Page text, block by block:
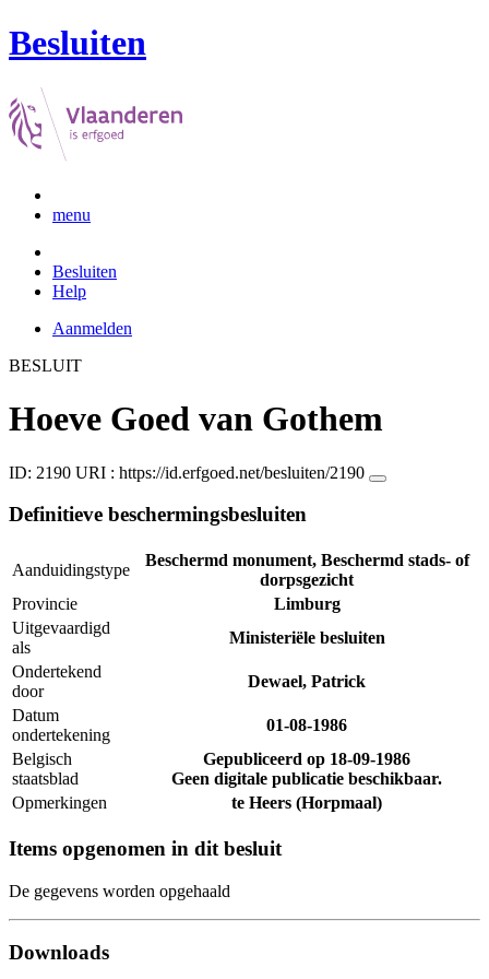
Besluiten
menu
Besluiten
Help
Aanmelden
BESLUIT
Hoeve Goed van Gothem
ID: 2190 URI : https://id.erfgoed.net/besluiten/2190
Definitieve beschermingsbesluiten
Aanduidingstype
Beschermd monument, Beschermd stads- of
dorpsgezicht
Provincie
Limburg
Uitgevaardigd
als
Ministeriële besluiten
Ondertekend
door
Dewael, Patrick
Datum
ondertekening
01-08-1986
Belgisch
staatsblad
Gepubliceerd op 18-09-1986
Geen digitale publicatie beschikbaar.
Opmerkingen
te Heers (Horpmaal)
Items opgenomen in dit besluit
De gegevens worden opgehaald
Downloads